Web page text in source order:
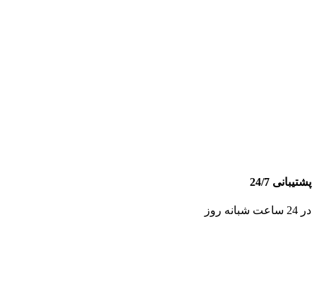
پشتیبانی 24/7
در 24 ساعت شبانه روز